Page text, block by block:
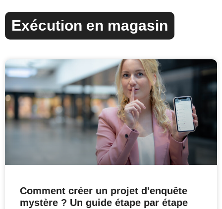
Exécution en magasin
Comment créer un projet d'enquête
mystère ? Un guide étape par étape